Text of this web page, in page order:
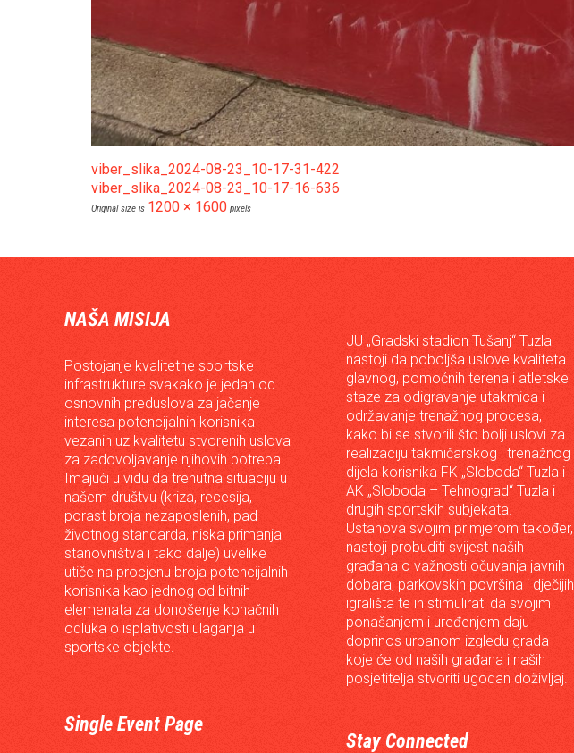
viber_slika_2024-08-23_10-17-31-422
viber_slika_2024-08-23_10-17-16-636
Original size is 1200 × 1600 pixels
NAŠA MISIJA
Postojanje kvalitetne sportske
infrastrukture svakako je jedan od
osnovnih preduslova za jačanje
interesa potencijalnih korisnika
vezanih uz kvalitetu stvorenih uslova
za zadovoljavanje njihovih potreba.
Imajući u vidu da trenutna situaciju u
našem društvu (kriza, recesija,
porast broja nezaposlenih, pad
životnog standarda, niska primanja
stanovništva i tako dalje) uvelike
utiče na procjenu broja potencijalnih
korisnika kao jednog od bitnih
elemenata za donošenje konačnih
odluka o isplativosti ulaganja u
sportske objekte.
Single Event Page
JU „Gradski stadion Tušanj“ Tuzla
nastoji da poboljša uslove kvaliteta
glavnog, pomoćnih terena i atletske
staze za odigravanje utakmica i
održavanje trenažnog procesa,
kako bi se stvorili što bolji uslovi za
realizaciju takmičarskog i trenažnog
dijela korisnika FK „Sloboda“ Tuzla i
AK „Sloboda – Tehnograd“ Tuzla i
drugih sportskih subjekata.
Ustanova svojim primjerom također,
nastoji probuditi svijest naših
građana o važnosti očuvanja javnih
dobara, parkovskih površina i dječijih
igrališta te ih stimulirati da svojim
ponašanjem i uređenjem daju
doprinos urbanom izgledu grada
koje će od naših građana i naših
posjetitelja stvoriti ugodan doživljaj.
Stay Connected